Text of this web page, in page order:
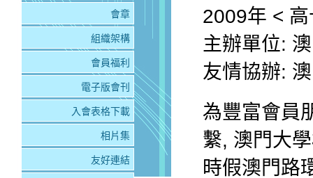
2009年 <
主辦單位:
友情協辦:
為豐富會員
繫, 澳門大
時假澳門路
會章
組織架構
會員福利
電子版會刊
入會表格下載
相片集
友好連結